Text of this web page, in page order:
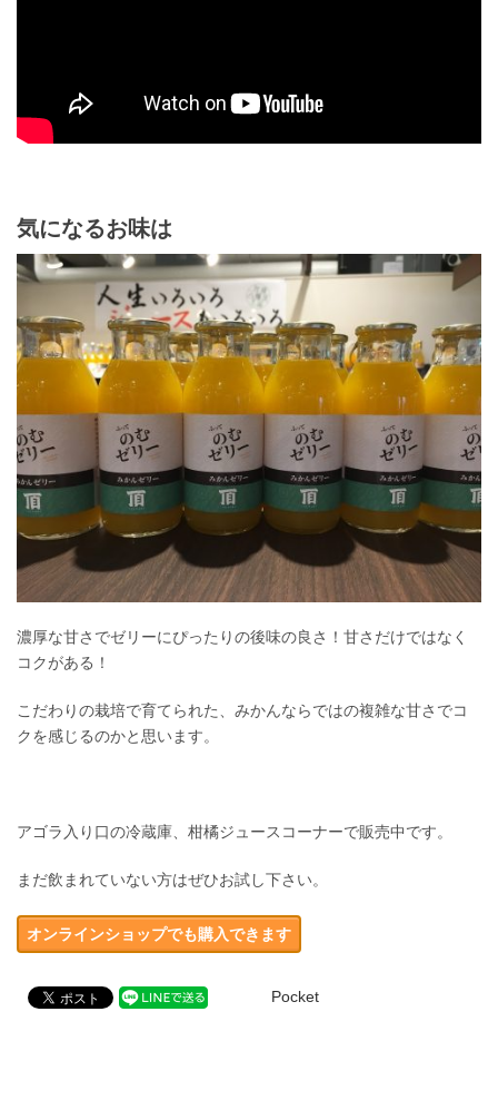
気になるお味は
濃厚な甘さでゼリーにぴったりの後味の良さ！甘さだけではなく
コクがある！
こだわりの栽培で育てられた、みかんならではの複雑な甘さでコ
クを感じるのかと思います。
アゴラ入り口の冷蔵庫、柑橘ジュースコーナーで販売中です。
まだ飲まれていない方はぜひお試し下さい。
オンラインショップでも購入できます
Pocket